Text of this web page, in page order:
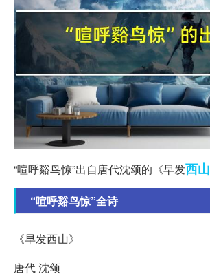
“喧呼谿鸟惊”出自唐代沈颂的《早发西山
“喧呼谿鸟惊”全诗
《早发西山》
唐代 沈颂